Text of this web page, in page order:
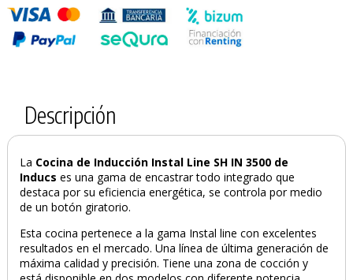
PRODUCTO AÑADIDO AL CARRITO
Descripción
La Cocina de Inducción Instal Line SH IN 3500 de
Inducs es una gama de encastrar todo integrado que
destaca por su eficiencia energética, se controla por medio
de un botón giratorio.
Esta cocina pertenece a la gama Instal line con excelentes
resultados en el mercado. Una línea de última generación de
máxima calidad y precisión. Tiene una zona de cocción y